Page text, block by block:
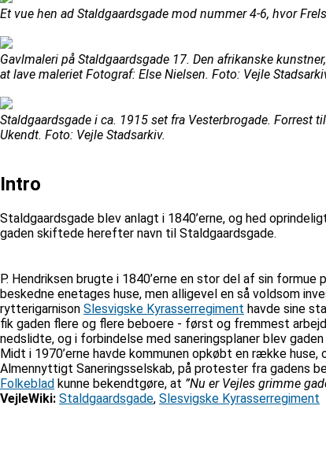
Et vue hen ad Staldgaardsgade mod nummer 4-6, hvor
Gavlmaleri på Staldgaardsgade 17. Den afrikanske
at lave maleriet Fotograf: Else Nielsen. Foto: Vejle
Staldgaardsgade i ca. 1915 set fra Vesterbrogade. Forrest
Ukendt. Foto: Vejle Stadsarkiv.
Intro
Staldgaardsgade blev anlagt i 1840’erne, og hed
gaden skiftede herefter navn til Staldgaardsgade.
P. Hendriksen brugte i 1840’erne en stor del af sin
beskedne enetages huse, men alligevel en så voldsom
rytterigarnison Slesvigske Kyrasserregiment havde sine
fik gaden flere og flere beboere - først og fremmest
nedslidte, og i forbindelse med saneringsplaner blev
Midt i 1970’erne havde kommunen opkøbt en række
Almennyttigt Saneringsselskab, på protester fra gadens
Folkeblad kunne bekendtgøre, at ”Nu er Vejles grimme
VejleWiki: Staldgaardsgade, Slesvigske Kyrasserregiment